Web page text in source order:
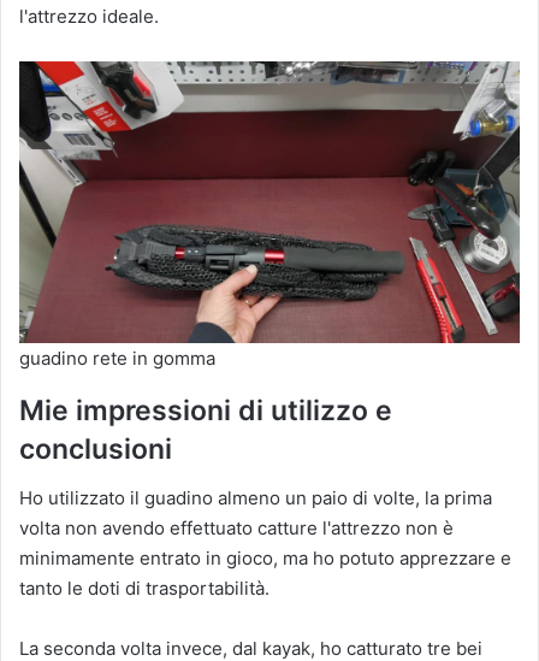
l'attrezzo ideale.
guadino rete in gomma
Mie impressioni di utilizzo e
conclusioni
Ho utilizzato il guadino almeno un paio di volte, la prima
volta non avendo effettuato catture l'attrezzo non è
minimamente entrato in gioco, ma ho potuto apprezzare e
tanto le doti di trasportabilità.
La seconda volta invece, dal kayak, ho catturato tre bei